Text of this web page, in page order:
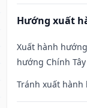
Hướng xuất
Xuất hành
hướng Chính
Tránh xuất hành